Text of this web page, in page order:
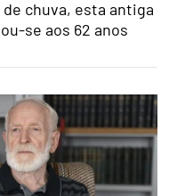
chuva, esta antiga
se aos 62 anos